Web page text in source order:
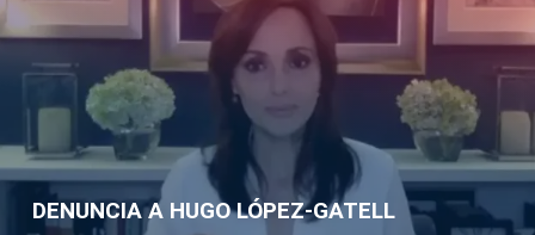
DENUNCIA A HUGO LÓPEZ-GATELL